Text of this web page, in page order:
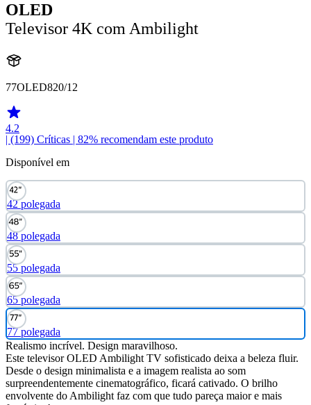
OLED
Televisor 4K com Ambilight
77OLED820/12
4.2
| (199) Críticas | 82% recomendam este produto
Disponível em
42 polegada
48 polegada
55 polegada
65 polegada
77 polegada
Realismo incrível. Design maravilhoso.
Este televisor OLED Ambilight TV sofisticado deixa a beleza fluir.
Desde o design minimalista e a imagem realista ao som
surpreendentemente cinematográfico, ficará cativado. O brilho
envolvente do Ambilight faz com que tudo pareça maior e mais